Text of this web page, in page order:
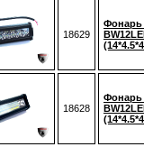
18629
Фонарь
18628
Фонарь